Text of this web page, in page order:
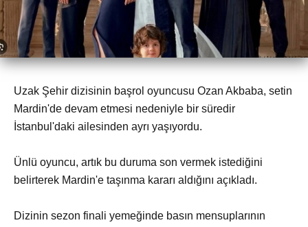
Uzak Şehir dizisinin başrol oyuncusu Ozan Akbaba, setin
Mardin'de devam etmesi nedeniyle bir süredir
İstanbul'daki ailesinden ayrı yaşıyordu.
Ünlü oyuncu, artık bu duruma son vermek istediğini
belirterek Mardin'e taşınma kararı aldığını açıkladı.
Dizinin sezon finali yemeğinde basın mensuplarının